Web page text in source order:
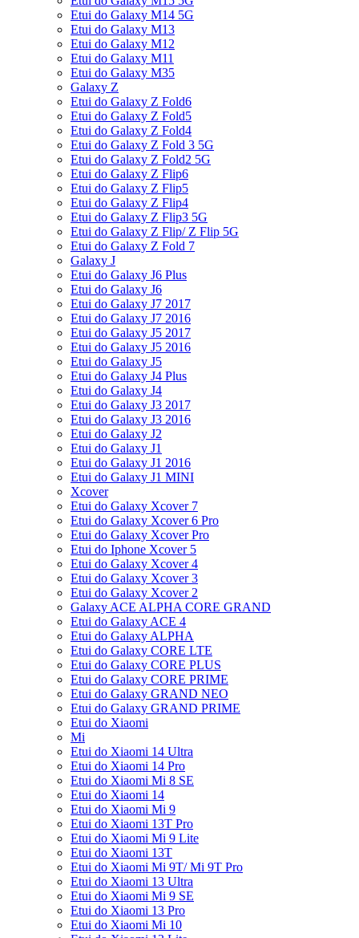
Etui do Galaxy M14 5G
Etui do Galaxy M13
Etui do Galaxy M12
Etui do Galaxy M11
Etui do Galaxy M35
Galaxy Z
Etui do Galaxy Z Fold6
Etui do Galaxy Z Fold5
Etui do Galaxy Z Fold4
Etui do Galaxy Z Fold 3 5G
Etui do Galaxy Z Fold2 5G
Etui do Galaxy Z Flip6
Etui do Galaxy Z Flip5
Etui do Galaxy Z Flip4
Etui do Galaxy Z Flip3 5G
Etui do Galaxy Z Flip/ Z Flip 5G
Etui do Galaxy Z Fold 7
Galaxy J
Etui do Galaxy J6 Plus
Etui do Galaxy J6
Etui do Galaxy J7 2017
Etui do Galaxy J7 2016
Etui do Galaxy J5 2017
Etui do Galaxy J5 2016
Etui do Galaxy J5
Etui do Galaxy J4 Plus
Etui do Galaxy J4
Etui do Galaxy J3 2017
Etui do Galaxy J3 2016
Etui do Galaxy J2
Etui do Galaxy J1
Etui do Galaxy J1 2016
Etui do Galaxy J1 MINI
Xcover
Etui do Galaxy Xcover 7
Etui do Galaxy Xcover 6 Pro
Etui do Galaxy Xcover Pro
Etui do Iphone Xcover 5
Etui do Galaxy Xcover 4
Etui do Galaxy Xcover 3
Etui do Galaxy Xcover 2
Galaxy ACE ALPHA CORE GRAND
Etui do Galaxy ACE 4
Etui do Galaxy ALPHA
Etui do Galaxy CORE LTE
Etui do Galaxy CORE PLUS
Etui do Galaxy CORE PRIME
Etui do Galaxy GRAND NEO
Etui do Galaxy GRAND PRIME
Etui do Xiaomi
Mi
Etui do Xiaomi 14 Ultra
Etui do Xiaomi 14 Pro
Etui do Xiaomi Mi 8 SE
Etui do Xiaomi 14
Etui do Xiaomi Mi 9
Etui do Xiaomi 13T Pro
Etui do Xiaomi Mi 9 Lite
Etui do Xiaomi 13T
Etui do Xiaomi Mi 9T/ Mi 9T Pro
Etui do Xiaomi 13 Ultra
Etui do Xiaomi Mi 9 SE
Etui do Xiaomi 13 Pro
Etui do Xiaomi Mi 10